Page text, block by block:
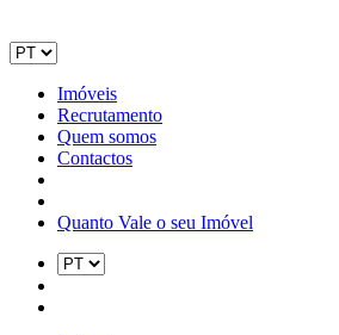
Imóveis
Recrutamento
Quem somos
Contactos
Quanto Vale o seu Imóvel